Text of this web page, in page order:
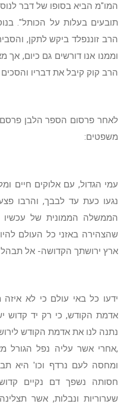
המו"מ הביא בסופו של דבר
תובעים בעלות על הכותל".
הרב זוננפלד ביקש לתקן,
וממנו אנו דורשים גם כיום,
הרב קוק קיבל את דבריו
לאחר פרסום הספר הלבן
משפטים:
עמי הגדול, עם אלוקים חיים
נגעו כעת עד לבבך, והרבו
הממשלה הממונית של
שהצהירה באזני כל העולם
ארץ ירושתך הקדושה- אל תבהל
ידעו כל באי עולם כי לא
אדמת הקודש, כי רק יד קדוש
נתנה לנו את אדמת הקודש
,אחרי אשר עליה נפל הגורל
ומחסה לעם נרדף וכו' היא
חסותה נשפך דם נקיים
שערוריות ונבלות, אשר